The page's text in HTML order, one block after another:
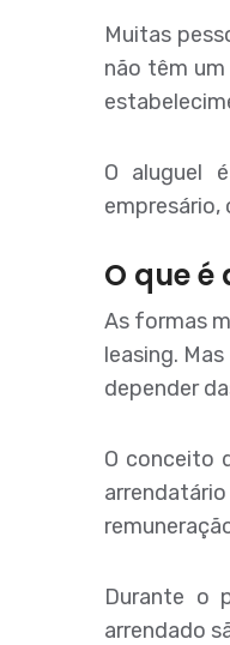
Muitas
não têm
O aluguel
empresário,
O que
As formas
leasing.
depender
O conceito
Durante o
arrendado